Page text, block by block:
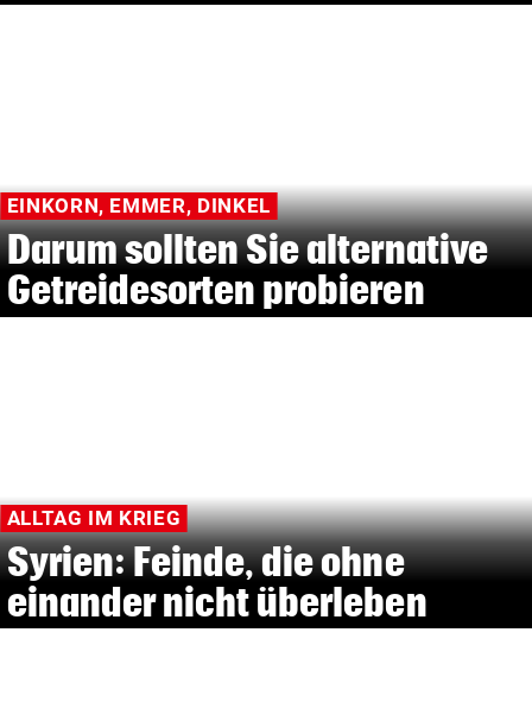
EINKORN, EMMER, DINKEL
Darum sollten Sie alternative
Getreidesorten probieren
ALLTAG IM KRIEG
Syrien: Feinde, die ohne
einander nicht überleben